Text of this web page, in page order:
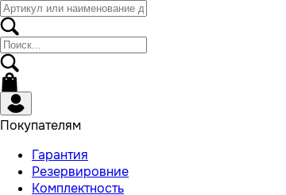
Покупателям
Гарантия
Резервировние
Комплектность